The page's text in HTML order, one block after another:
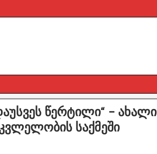
წერტილი“ – ახალი
საქმეში